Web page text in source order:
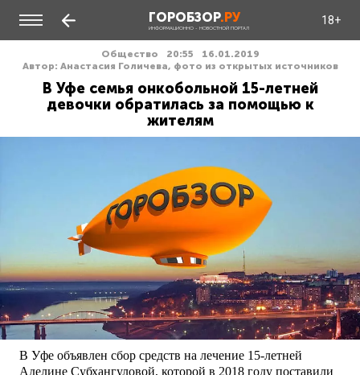
ГОРОБЗОР.РУ
ИНФОРМАЦИОННО - НОВОСТНОЙ ПОРТАЛ
18+
Общество 20:55
16.01.2019
Автор: Анастасия Голичева, фото из открытых источников
В Уфе семья онкобольной 15-летней
девочки обратилась за помощью к
жителям
В Уфе объявлен сбор средств на лечение 15-летней
Аделине Субхангуловой, которой в 2018 году поставили